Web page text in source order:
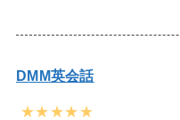
DMM英会話
★★★★★